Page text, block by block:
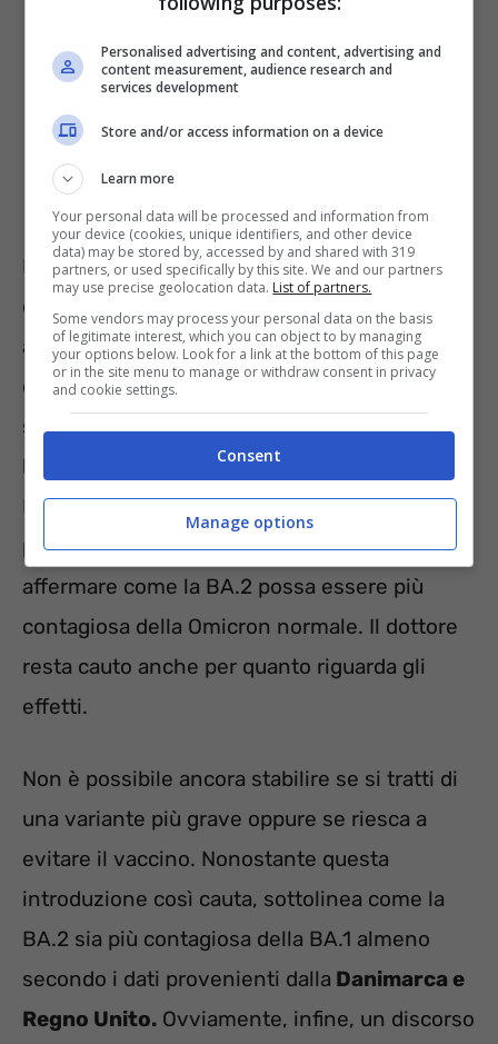
Intanto, chi si è permesso di fare una prima
dichiarazione al riguardo è il professore
associato di Medicina dell’Università McGill
del Canada, ovvero
Donald C.Vinh
. Il dottore
sostiene che al momento non si conoscono
le vere differenze cliniche tra le due varianti.
E, a dispetto dei suoi colleghi, ci tiene a
precisare che è del tutto prematuro poter
affermare come la BA.2 possa essere più
contagiosa della Omicron normale. Il dottore
resta cauto anche per quanto riguarda gli
effetti.
Non è possibile ancora stabilire se si tratti di
una variante più grave oppure se riesca a
evitare il vaccino. Nonostante questa
introduzione così cauta, sottolinea come la
BA.2 sia più contagiosa della BA.1 almeno
secondo i dati provenienti dalla Danimarca e
Regno Unito. Ovviamente, infine, un discorso
Personalised advertising and content, advertising and
content measurement, audience research and
services development
Store and/or access information on a device
Learn more
Your personal data will be processed and information from
your device (cookies, unique identifiers, and other device
data) may be stored by, accessed by and shared with 319
partners, or used specifically by this site. We and our partners
may use precise geolocation data. List of partners.
Some vendors may process your personal data on the basis
of legitimate interest, which you can object to by managing
your options below. Look for a link at the bottom of this page
or in the site menu to manage or withdraw consent in privacy
and cookie settings.
Consent
Manage options